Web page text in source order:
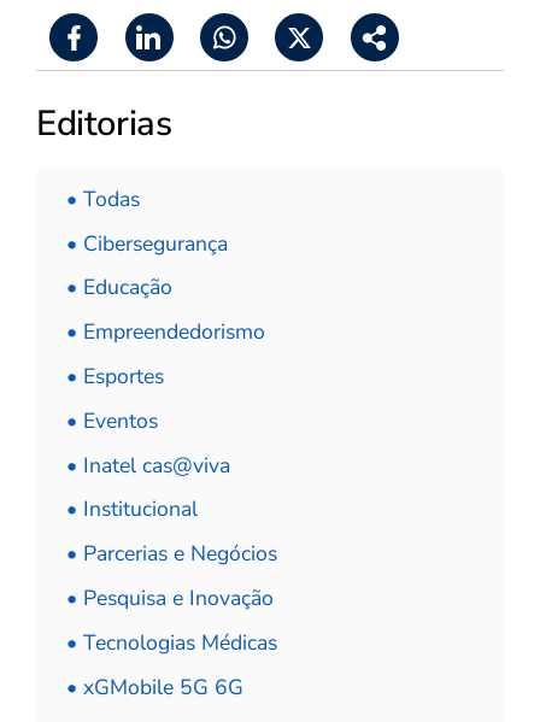
Editorias
• Todas
• Cibersegurança
• Educação
• Empreendedorismo
• Esportes
• Eventos
• Inatel cas@viva
• Institucional
• Parcerias e Negócios
• Pesquisa e Inovação
• Tecnologias Médicas
• xGMobile 5G 6G